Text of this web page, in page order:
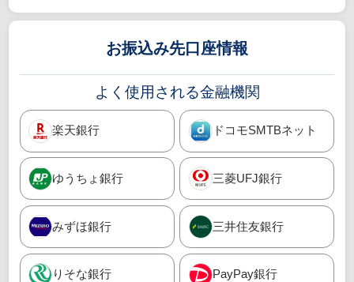
お振込み先口座情報
よく使用される金融機関
楽天銀行 ドコモSMTBネット
ゆうちょ銀行 三菱UFJ銀行
みずほ銀行 三井住友銀行
りそな銀行 PayPay銀行